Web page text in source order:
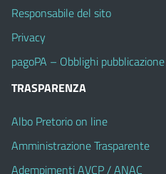
Responsabile del sito
Privacy
pagoPA – Obblighi
TRASPARENZA
Albo Pretorio on line
Amministrazione Trasparente
Adempimenti AVCP / ANAC